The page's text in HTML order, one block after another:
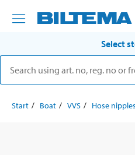
Select
Start Boat VVS Hose nipples